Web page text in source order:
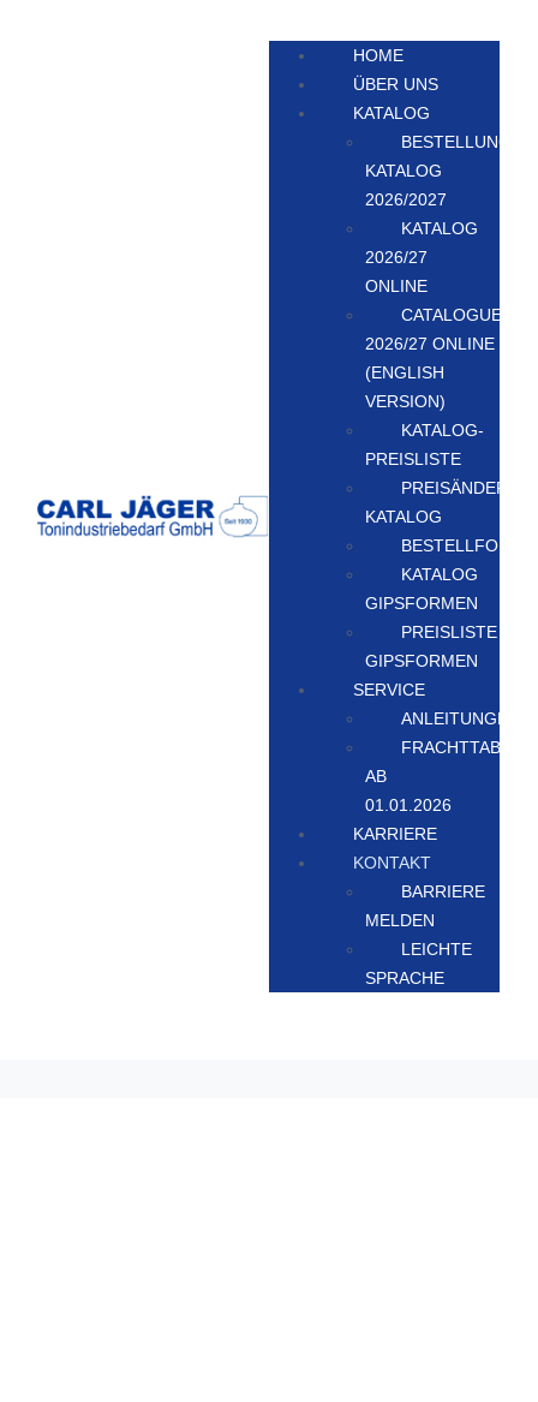
HOME
ÜBER UNS
KATALOG
BESTELLUNG
KATALOG
2026/2027
KATALOG
2026/27
ONLINE
CATALOGUE
2026/27 ONLINE
(ENGLISH
VERSION)
KATALOG-
PREISLISTE
KATALOG
KATALOG
GIPSFORMEN
PREISLISTE
GIPSFORMEN
SERVICE
ANLEITUNGEN
AB
01.01.2026
KARRIERE
KONTAKT
BARRIERE
MELDEN
LEICHTE
SPRACHE